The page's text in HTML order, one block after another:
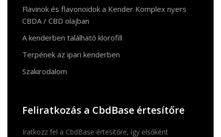
Flavinok és flavonoidok a Kender Komplex nyers
CBDA / CBD olajban
A kenderben található klorofill
Terpének az ipari kenderben
Szakirodalom
Feliratkozás a CbdBase értesítőre
Iratkozz fel a CbdBase értesítőre, így elsőként